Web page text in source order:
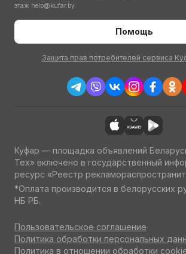
этаж help@kufar.by
Помощь
Защита прав потребителей сервиса
Куфар — площадка объявлений
Тех» включено в государственный
ресурс «Реестр
*Оплата производится в белорусских
НБ РБ.
Пользовательское соглашение
Политика обработки персональных
Политика в отношении обработки